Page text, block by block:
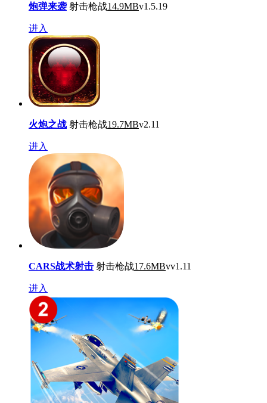
炮弹来袭 射击枪战14.9MBv1.5.19
进入
火炮之战 射击枪战19.7MBv2.11
进入
CARS战术射击 射击枪战17.6MBvv1.11
进入